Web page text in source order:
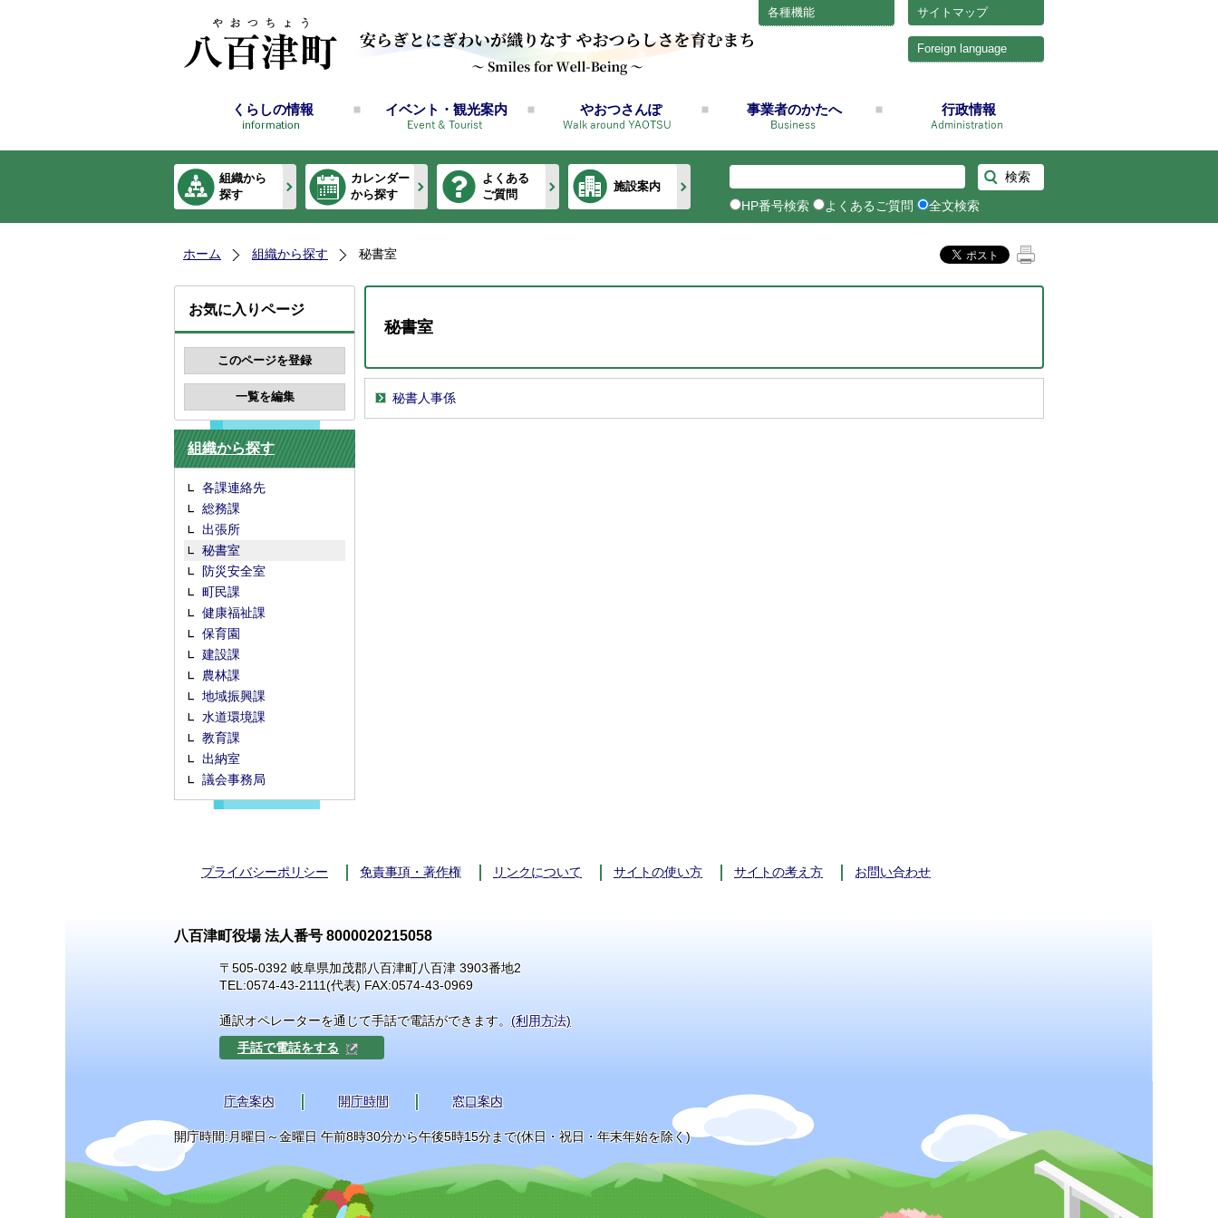
サイトマップ
各種機能
Foreign language
くらしの情報 イベント・観光案内 やおつさんぽ 事業者のかたへ 行政情報
組織から
探す
カレンダー
から探す
よくある
ご質問
施設案内
HP番号検索 よくあるご質問 全文検索
ホーム 組織から探す 秘書室
お気に入りページ
組織から探す
各課連絡先
総務課
出張所
秘書室
防災安全室
町民課
健康福祉課
保育園
建設課
農林課
地域振興課
水道環境課
教育課
出納室
議会事務局
秘書室
秘書人事係
プライバシーポリシー 免責事項・著作権 リンクについて サイトの使い方 サイトの考え方 お問い合わせ
八百津町役場 法人番号 8000020215058
〒505-0392 岐阜県加茂郡八百津町八百津 3903番地2
TEL:0574-43-2111(代表) FAX:0574-43-0969
通訳オペレーターを通じて手話で電話ができます。 (利用方法)
手話で電話をする
庁舎案内 開庁時間 窓口案内
開庁時間:月曜日～金曜日 午前8時30分から午後5時15分まで(休日・祝日・年末年始を除く)